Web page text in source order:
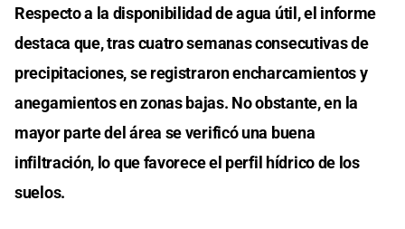
Respecto a la disponibilidad de agua útil, el informe
destaca que, tras cuatro semanas consecutivas de
precipitaciones, se registraron encharcamientos y
anegamientos en zonas bajas. No obstante, en la
mayor parte del área se verificó una buena
infiltración, lo que favorece el perfil hídrico de los
suelos.